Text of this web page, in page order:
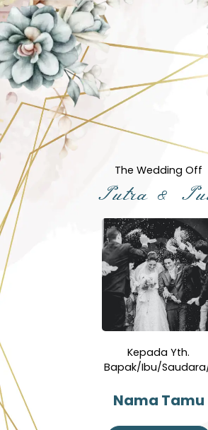
The Wedding Off
Putra &
Kepada Yth.
Bapak/Ibu/
Nama Tamu